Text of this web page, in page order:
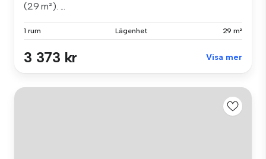
(29 m²). ...
1 rum Lägenhet 29 m²
3 373 kr Visa mer